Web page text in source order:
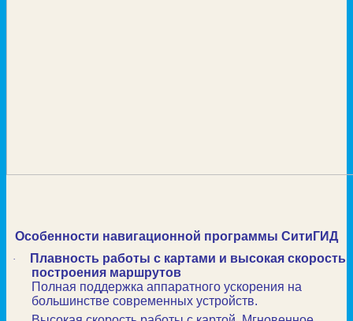
Особенности навигационной программы СитиГИД
·
Плавность работы с картами и высокая скорость
построения маршрутов
Полная поддержка аппаратного ускорения на
большинстве современных устройств.